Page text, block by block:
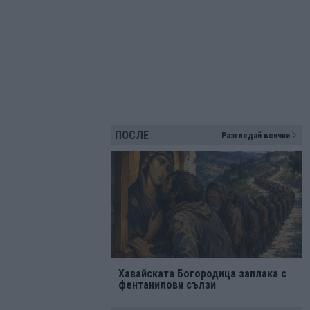
ПОСЛЕ Разгледай всички
Хавайската Богородица заплака с
фентанилови сълзи